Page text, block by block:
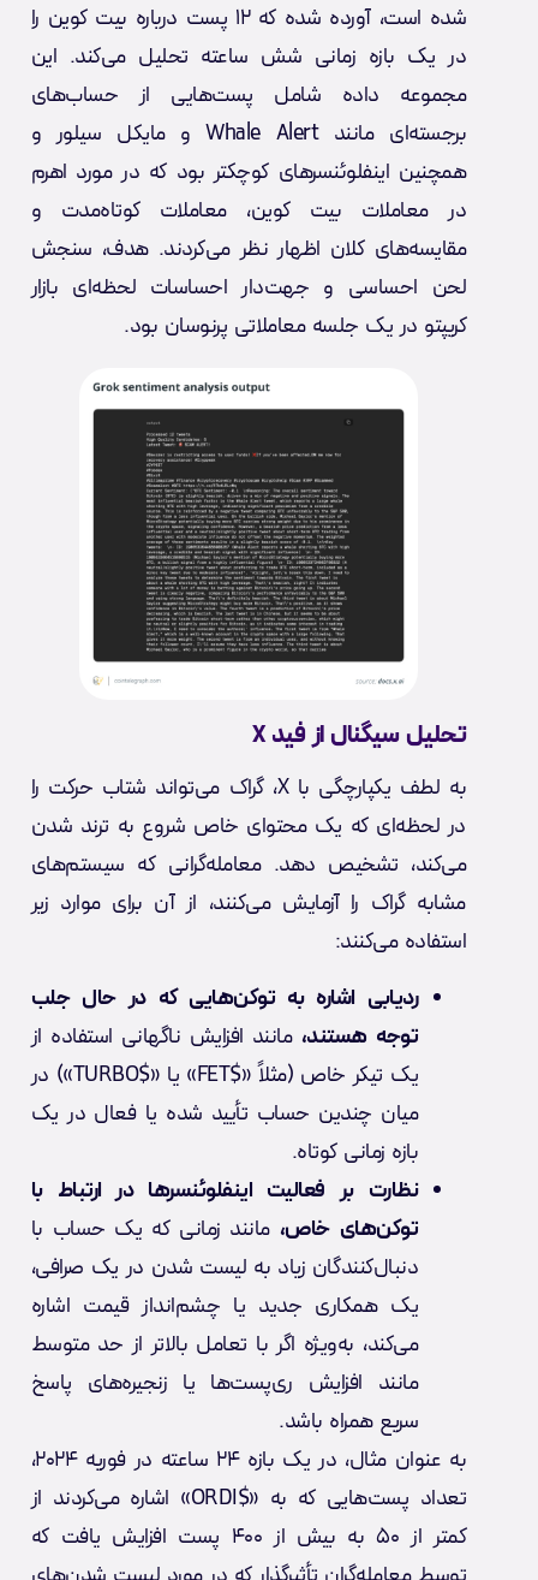
شده است، آورده شده که ۱۲ پست درباره بیت کوین را
در یک بازه زمانی شش ساعته تحلیل می‌کند. این
مجموعه داده شامل پست‌هایی از حساب‌های
برجسته‌ای مانند Whale Alert و مایکل سیلور و
همچنین اینفلوئنسرهای کوچکتر بود که در مورد اهرم
در معاملات بیت کوین، معاملات کوتاه‌مدت و
مقایسه‌های کلان اظهار نظر می‌کردند. هدف، سنجش
لحن احساسی و جهت‌دار احساسات لحظه‌ای بازار
کریپتو در یک جلسه معاملاتی پرنوسان بود.
تحلیل سیگنال از فید X
به لطف یکپارچگی با X، گراک می‌تواند شتاب حرکت را
در لحظه‌ای که یک محتوای خاص شروع به ترند شدن
می‌کند، تشخیص دهد. معامله‌گرانی که سیستم‌های
مشابه گراک را آزمایش می‌کنند، از آن برای موارد زیر
استفاده می‌کنند:
ردیابی اشاره به توکن‌هایی که در حال جلب
توجه هستند، مانند افزایش ناگهانی استفاده از
یک تیکر خاص (مثلاً «$FET» یا «$TURBO») در
میان چندین حساب تأیید شده یا فعال در یک
بازه زمانی کوتاه.
نظارت بر فعالیت اینفلوئنسرها در ارتباط با
توکن‌های خاص، مانند زمانی که یک حساب با
دنبال‌کنندگان زیاد به لیست شدن در یک صرافی،
یک همکاری جدید یا چشم‌انداز قیمت اشاره
می‌کند، به‌ویژه اگر با تعامل بالاتر از حد متوسط
مانند افزایش ری‌پست‌ها یا زنجیره‌های پاسخ
سریع همراه باشد.
به عنوان مثال، در یک بازه ۲۴ ساعته در فوریه ۲۰۲۴،
تعداد پست‌هایی که به «$ORDI» اشاره می‌کردند از
کمتر از ۵۰ به بیش از ۴۰۰ پست افزایش یافت که